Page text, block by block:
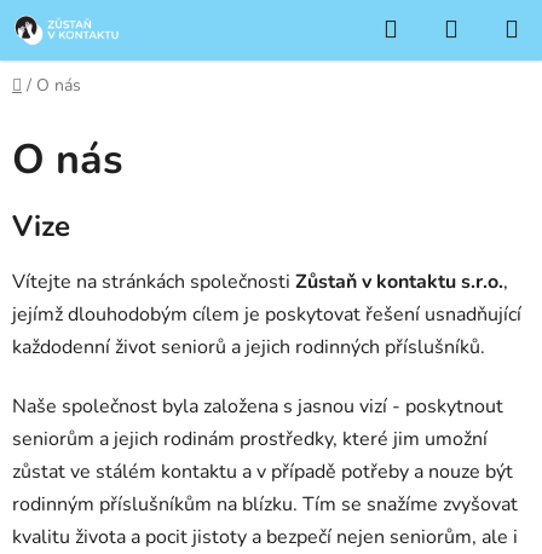
Přejít
na
obsah
Hledat
KOŠÍK
Domů
/ O nás
O nás
Vize
Vítejte na stránkách společnosti Zůstaň v kontaktu s.r.o.,
jejímž dlouhodobým cílem je poskytovat řešení usnadňující
každodenní život seniorů a jejich rodinných příslušníků.
Naše společnost byla založena s jasnou vizí - poskytnout
seniorům a jejich rodinám prostředky, které jim umožní
zůstat ve stálém kontaktu a v případě potřeby a nouze být
rodinným příslušníkům na blízku. Tím se snažíme zvyšovat
kvalitu života a pocit jistoty a bezpečí nejen seniorům, ale i